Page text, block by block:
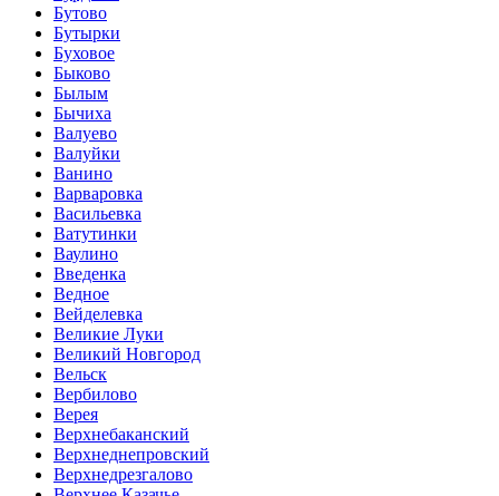
Бутово
Бутырки
Буховое
Быково
Былым
Бычиха
Валуево
Валуйки
Ванино
Варваровка
Васильевка
Ватутинки
Ваулино
Введенка
Ведное
Вейделевка
Великие Луки
Великий Новгород
Вельск
Вербилово
Верея
Верхнебаканский
Верхнеднепровский
Верхнедрезгалово